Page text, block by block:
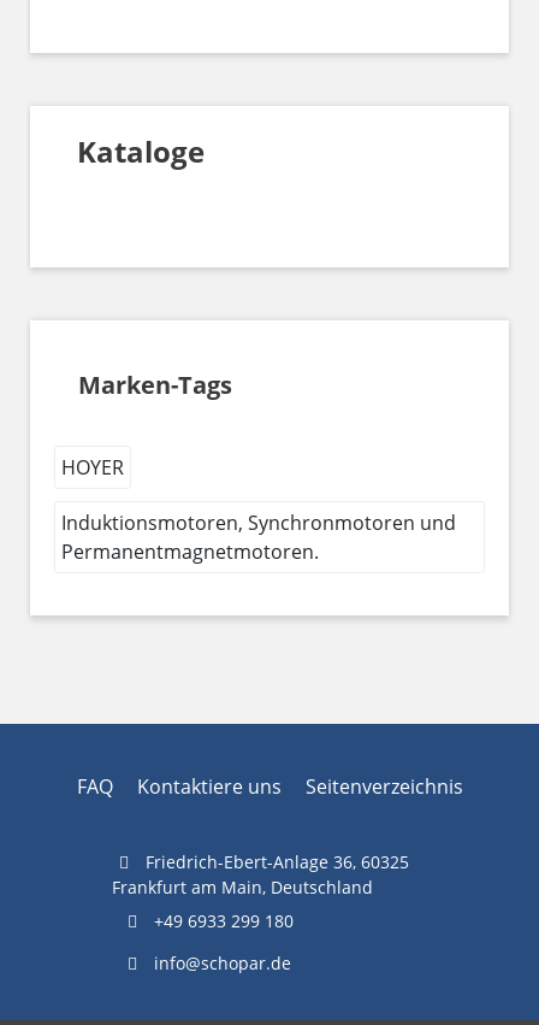
Kataloge
Marken-Tags
HOYER
Induktionsmotoren, Synchronmotoren und
Permanentmagnetmotoren.
FAQ Kontaktiere uns Seitenverzeichnis
Friedrich-Ebert-Anlage 36, 60325
Frankfurt am Main, Deutschland
+49 6933 299 180
info@schopar.de